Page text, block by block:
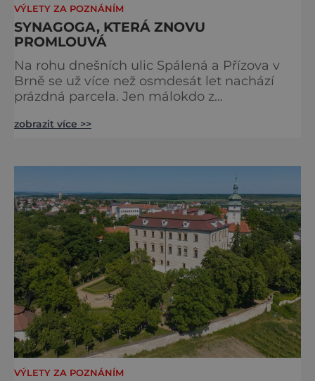
VÝLETY ZA POZNÁNÍM
SYNAGOGA, KTERÁ ZNOVU
PROMLOUVÁ
Na rohu dnešních ulic Spálená a Přízova v
Brně se už více než osmdesát let nachází
prázdná parcela. Jen málokdo z
z největších synagog v českých zemích –
Velká synagoga byla slavnostně otevřena v
roce 1856, v době, kdy se město proměňovalo
v p
zobrazit více >>
VÝLETY ZA POZNÁNÍM